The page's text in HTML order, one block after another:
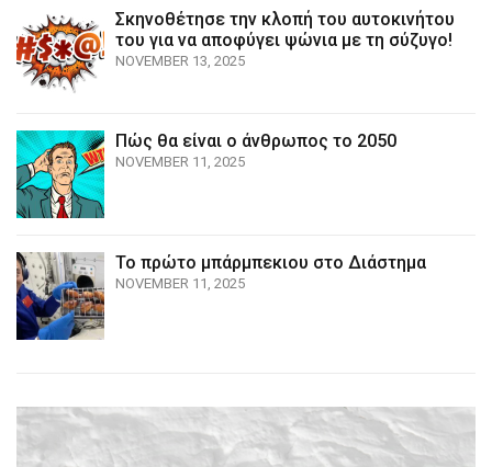
Σκηνοθέτησε την κλοπή του αυτοκινήτου
του για να αποφύγει ψώνια με τη σύζυγο!
NOVEMBER 13, 2025
Πώς θα είναι ο άνθρωπος το 2050
NOVEMBER 11, 2025
Το πρώτο μπάρμπεκιου στο Διάστημα
NOVEMBER 11, 2025